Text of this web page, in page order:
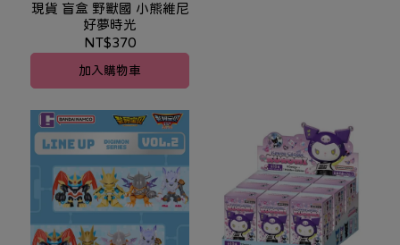
現貨 盲盒 野獸國 小熊維尼
好夢時光
NT$370
加入購物車